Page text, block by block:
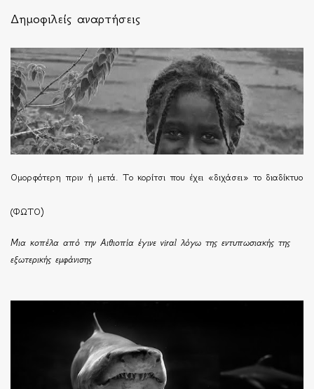
Δημοφιλείς αναρτήσεις
Ομορφότερη πριν ή μετά. Το κορίτσι που έχει «διχάσει» το διαδίκτυο
(ΦΩΤΟ)
Μια κοπέλα από την Αιθιοπία έγινε viral λόγω της εντυπωσιακής της
εξωτερικής εμφάνισης